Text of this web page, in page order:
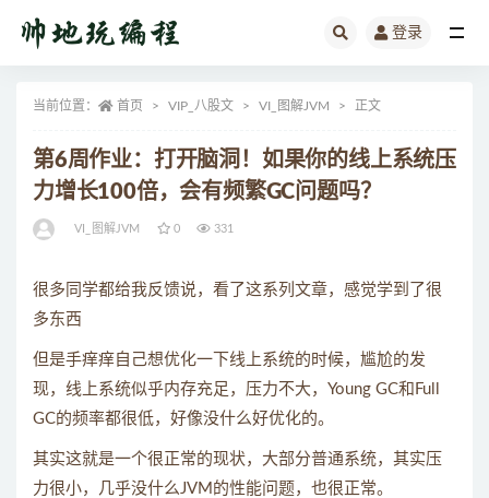
登录
当前位置： 首页 VIP_八股文 VI_图解JVM 正文
第6周作业：打开脑洞！如果你的线上系统压
力增长100倍，会有频繁GC问题吗？
VI_图解JVM 0 331
很多同学都给我反馈说，看了这系列文章，感觉学到了很
多东西
但是手痒痒自己想优化一下线上系统的时候，尴尬的发
现，线上系统似乎内存充足，压力不大，Young GC和Full
GC的频率都很低，好像没什么好优化的。
其实这就是一个很正常的现状，大部分普通系统，其实压
力很小，几乎没什么JVM的性能问题，也很正常。